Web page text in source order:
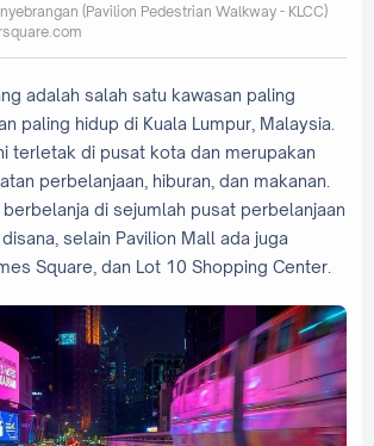
(Pavilion Pedestrian Walkway - KLCC)
adalah salah satu kawasan paling
paling hidup di Kuala Lumpur, Malaysia.
terletak di pusat kota dan merupakan
perbelanjaan, hiburan, dan makanan.
berbelanja di sejumlah pusat perbelanjaan
selain Pavilion Mall ada juga
Square, dan Lot 10 Shopping Center.